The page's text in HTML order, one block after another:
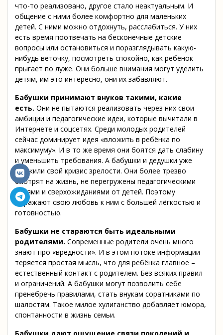
что-то реализовано, другое стало неактуальным. И
общение с ними более комфортно для маленьких
детей. С ними можно отдохнуть, расслабиться. У них
есть время поотвечать на бесконечные детские
вопросы или остановиться и поразглядывать какую-
нибудь веточку, посмотреть спокойно, как ребёнок
прыгает по луже. Они больше внимания могут уделить
детям, им это интересно, они их забавляют.
Бабушки принимают внуков такими, какие
есть. Они не пытаются реализовать через них свои
амбиции и педагогические идеи, которые вычитали в
Интернете и соцсетях. Среди молодых родителей
сейчас доминирует идея «вложить в ребёнка по
максимуму». И в то же время они боятся дать слабину
и уменьшить требования. А бабушки и дедушки уже
прожили свой кризис зрелости. Они более трезво
смотрят на жизнь, не перегружены педагогическими
идеями и сверхо­жиданиями от детей. Поэтому
выражают свою любовь к ним с большей лёгкостью и
готовностью.
Бабушки не стараются быть идеальными
родителями. Современные родители очень много
знают про «вредности». И в этом потоке информации
теряется простая мысль, что для ребёнка главное –
естественный контакт с родителем. Без всяких правил
и ограничений. А бабушки могут позволить себе
пренебречь правилами, стать внукам соратниками по
шалостям. Такое милое хулиганство добавляет юмора,
спонтанности в жизнь семьи.
Бабушки дают ощущение связи поколений и